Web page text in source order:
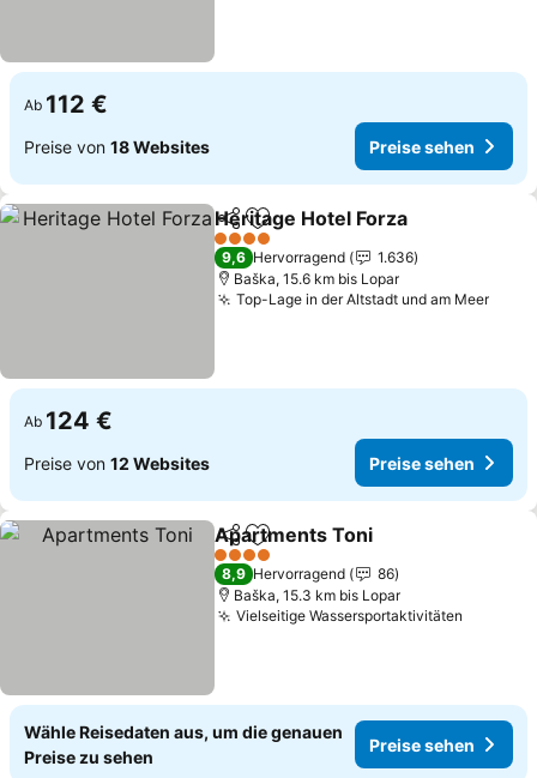
Ab 112 €
Preise von 18 Websites Preise sehen
TeilenZu Favoriten hinzufügen
Heritage Hotel Forza
4 Sterne
9,6 Hervorragend
1.636
Baška, 15.6 km bis Lopar
Top-Lage in der Altstadt und am Meer
Ab 124 €
Preise von 12 Websites Preise sehen
TeilenZu Favoriten hinzufügen
Apartments Toni
4 Sterne
8,9 Hervorragend
86
Baška, 15.3 km bis Lopar
Vielseitige Wassersportaktivitäten
Wähle Reisedaten aus, um die genauen
Preise zu sehen
Preise sehen